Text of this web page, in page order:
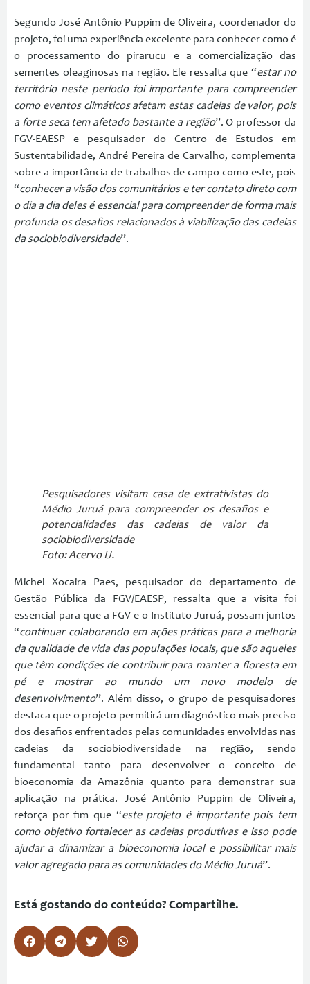
Segundo José Antônio Puppim de Oliveira, coordenador do
projeto, foi uma experiência excelente para conhecer como é
o processamento do pirarucu e a comercialização das
sementes oleaginosas na região. Ele ressalta que “estar no
território neste período foi importante para compreender
como eventos climáticos afetam estas cadeias de valor, pois
a forte seca tem afetado bastante a região”. O professor da
FGV-EAESP e pesquisador do Centro de Estudos em
Sustentabilidade, André Pereira de Carvalho, complementa
sobre a importância de trabalhos de campo como este, pois
“conhecer a visão dos comunitários e ter contato direto com
o dia a dia deles é essencial para compreender de forma mais
profunda os desafios relacionados à viabilização das cadeias
da sociobiodiversidade”.
Pesquisadores visitam casa de extrativistas do
Médio Juruá para compreender os desafios e
potencialidades das cadeias de valor da
sociobiodiversidade
Foto: Acervo IJ.
Michel Xocaira Paes, pesquisador do departamento de
Gestão Pública da FGV/EAESP, ressalta que a visita foi
essencial para que a FGV e o Instituto Juruá, possam juntos
“continuar colaborando em ações práticas para a melhoria
da qualidade de vida das populações locais, que são aqueles
que têm condições de contribuir para manter a floresta em
pé e mostrar ao mundo um novo modelo de
desenvolvimento”. Além disso, o grupo de pesquisadores
destaca que o projeto permitirá um diagnóstico mais preciso
dos desafios enfrentados pelas comunidades envolvidas nas
cadeias da sociobiodiversidade na região, sendo
fundamental tanto para desenvolver o conceito de
bioeconomia da Amazônia quanto para demonstrar sua
aplicação na prática. José Antônio Puppim de Oliveira,
reforça por fim que “este projeto é importante pois tem
como objetivo fortalecer as cadeias produtivas e isso pode
ajudar a dinamizar a bioeconomia local e possibilitar mais
valor agregado para as comunidades do Médio Juruá”.
Está gostando do conteúdo? Compartilhe.